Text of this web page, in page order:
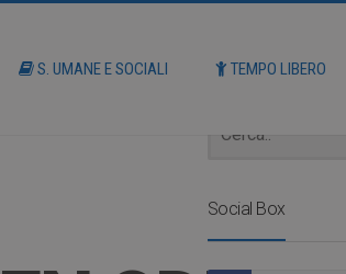
S. UMANE E SOCIALI TEMPO LIBERO
Social Box